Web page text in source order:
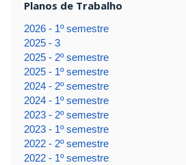
Planos de Trabalho
2026 - 1º semestre
2025 - 3
2025 - 2º semestre
2025 - 1º semestre
2024 - 2º semestre
2024 - 1º semestre
2023 - 2º semestre
2023 - 1º semestre
2022 - 2º semestre
2022 - 1º semestre